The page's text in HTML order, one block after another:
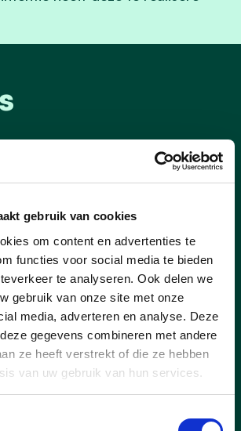
gebruik van cookies
om content en advertenties te
functies voor social media te bieden
te analyseren. Ook delen we
gebruik van onze site met onze
media, adverteren en analyse. Deze
gegevens combineren met andere
ze heeft verstrekt of die ze hebben
van uw gebruik van hun services.